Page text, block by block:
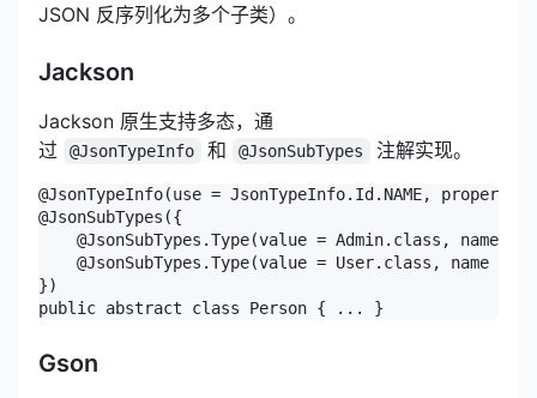
JSON 反序列化为多个子类）。
Jackson
Jackson 原生支持多态，通
过
@JsonTypeInfo 和 @JsonSubTypes 注解实现。
@JsonTypeInfo(use = JsonTypeInfo.Id.NAME, property
@JsonSubTypes({
@JsonSubTypes.Type(value = Admin.class, name =
@JsonSubTypes.Type(value = User.class, name =
})
public abstract class Person { ... }
Gson